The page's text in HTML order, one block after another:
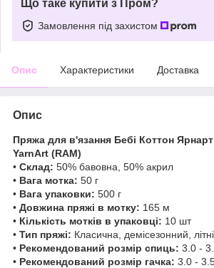
Що таке купити з Пром?
Замовлення під захистом
Опис Характеристики Доставка
Опис
Пряжа для в'язання Бебі Коттон
YarnArt (RAM)
• Склад: 50% бавовна, 50% акрил
• Вага мотка: 50 г
• Вага упаковки: 500 г
• Довжина пряжі в мотку: 165 м
• Кількість мотків в упаковці: 10 шт
• Тип пряжі: Класична, демісезонний,
• Рекомендований розмір спиць: 3.0 -
• Рекомендований розмір гачка: 3.0 -